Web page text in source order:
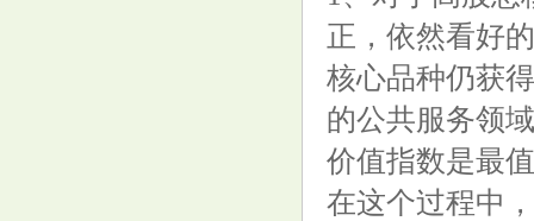
正，依然看好
核心品种仍获
的公共服务领
价值指数是最
在这个过程中